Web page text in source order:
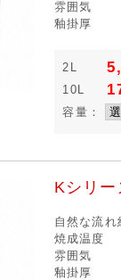
雰囲気
釉掛厚
2L
10L
容量：
Kシリ
自然な流れ
焼成温度
雰囲気
釉掛厚